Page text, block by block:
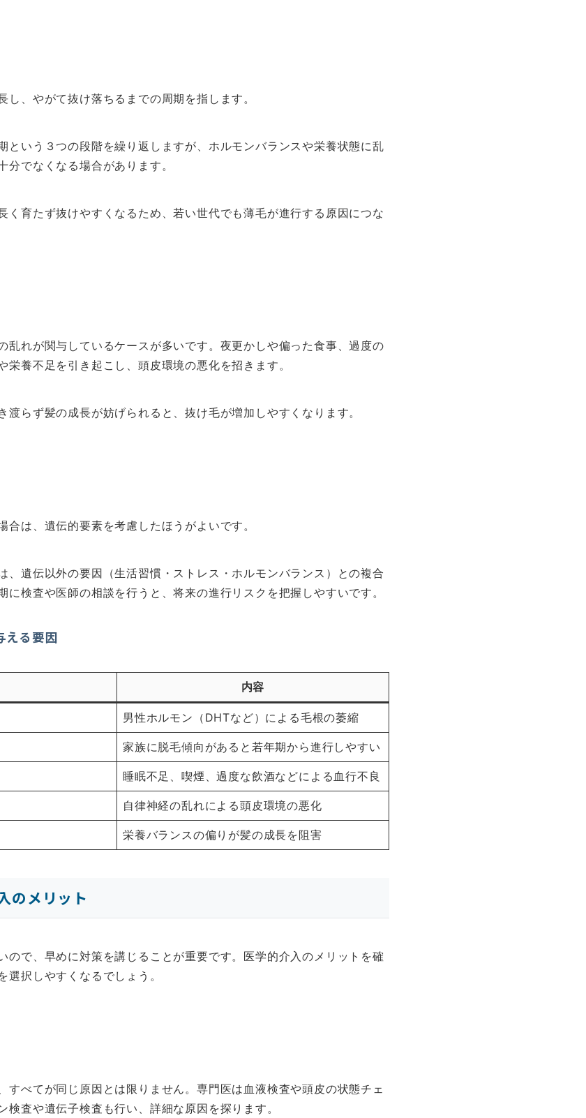
し、やがて抜け落ちるまでの周期を指します。
という３つの段階を繰り返しますが、ホルモンバランスや栄養状態に乱
でなくなる場合があります。
く育たず抜けやすくなるため、若い世代でも薄毛が進行する原因につな
乱れが関与しているケースが多いです。夜更かしや偏った食事、過度の
栄養不足を引き起こし、頭皮環境の悪化を招きます。
渡らず髪の成長が妨げられると、抜け毛が増加しやすくなります。
合は、遺伝的要素を考慮したほうがよいです。
、遺伝以外の要因（生活習慣・ストレス・ホルモンバランス）との複合
に検査や医師の相談を行うと、将来の進行リスクを把握しやすいです。
える要因
内容
男性ホルモン（DHTなど）による毛根の萎縮
家族に脱毛傾向があると若年期から進行しやすい
睡眠不足、喫煙、過度な飲酒などによる血行不良
自律神経の乱れによる頭皮環境の悪化
栄養バランスの偏りが髪の成長を阻害
のメリット
ので、早めに対策を講じることが重要です。医学的介入のメリットを確
択しやすくなるでしょう。
すべてが同じ原因とは限りません。専門医は血液検査や頭皮の状態チェ
検査や遺伝子検査も行い、詳細な原因を探ります。